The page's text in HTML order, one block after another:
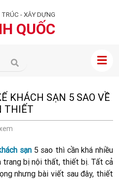
- XÂY DỰNG
QUỐC
KHÁCH SẠN 5 SAO VỀ
THIẾT
sạn5 sao thì cần khá nhiều
trang bị nội thất, thiết bị. Tất cả
nhưng bài viết sau đây, thiết